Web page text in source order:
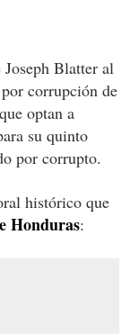
Blatter al
corrupción de
optan a
su quinto
por corrupto.
histórico que
Honduras: